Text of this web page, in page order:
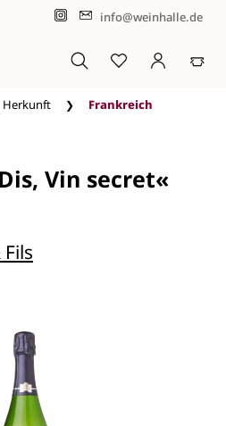
info@weinhalle.de
Herkunft Frankreich
Vin secret«